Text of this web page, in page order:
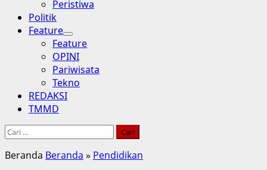
Peristiwa
Politik
Feature
Feature
OPINI
Pariwisata
Tekno
REDAKSI
TMMD
Cari
Beranda Beranda » Pendidikan